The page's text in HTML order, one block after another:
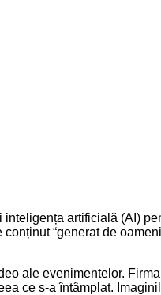
artificială (AI)
“generat de
ale evenimentelor.
ce s-a întâmplat.